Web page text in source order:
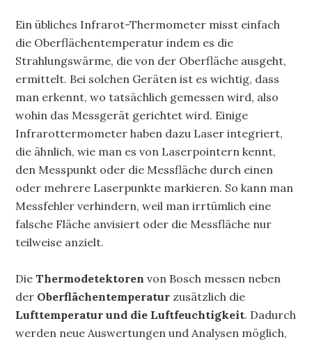
Ein übliches Infrarot-Thermometer misst einfach
die Oberflächentemperatur indem es die
Strahlungswärme, die von der Oberfläche ausgeht,
ermittelt. Bei solchen Geräten ist es wichtig, dass
man erkennt, wo tatsächlich gemessen wird, also
wohin das Messgerät gerichtet wird. Einige
Infrarottermometer haben dazu Laser integriert,
die ähnlich, wie man es von Laserpointern kennt,
den Messpunkt oder die Messfläche durch einen
oder mehrere Laserpunkte markieren. So kann man
Messfehler verhindern, weil man irrtümlich eine
falsche Fläche anvisiert oder die Messfläche nur
teilweise anzielt.
Die Thermodetektoren von Bosch messen neben
der Oberflächentemperatur zusätzlich die
Lufttemperatur und die Luftfeuchtigkeit. Dadurch
werden neue Auswertungen und Analysen möglich,